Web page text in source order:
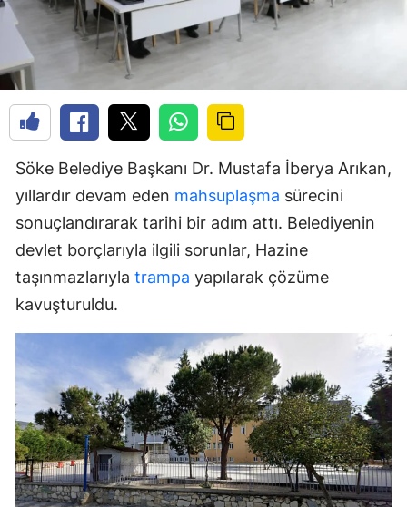
Söke Belediye Başkanı Dr. Mustafa İberya Arıkan,
yıllardır devam eden mahsuplaşma sürecini
sonuçlandırarak tarihi bir adım attı. Belediyenin
devlet borçlarıyla ilgili sorunlar, Hazine
taşınmazlarıyla trampa yapılarak çözüme
kavuşturuldu.